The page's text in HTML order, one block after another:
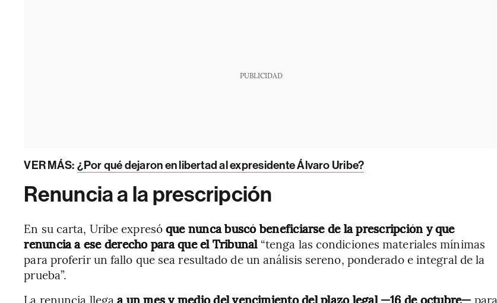
PUBLICIDAD
VER MÁS: ¿Por qué dejaron en libertad al expresidente Álvaro Uribe?
Renuncia a la prescripción
En su carta, Uribe expresóque nunca buscó beneficiarse de la prescripción y que
renuncia a ese derecho para que el Tribunal “tenga las condiciones materiales mínimas
para proferir un fallo que sea resultado de un análisis sereno, ponderado e integral de la
prueba”.
La renuncia llega a un mes y medio del vencimiento del plazo legal —16 de octubre— para